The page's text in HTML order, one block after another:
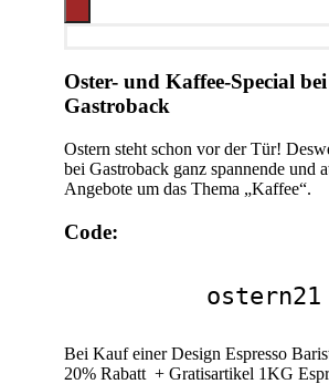
Oster- und Kaffee-Special bei
Gastroback
Ostern steht schon vor der Tür!
bei Gastroback ganz spannende und
Angebote um das Thema „Kaffee“.
Code:
ostern21
Bei Kauf einer Design Espresso
20% Rabatt + Gratisartikel 1KG